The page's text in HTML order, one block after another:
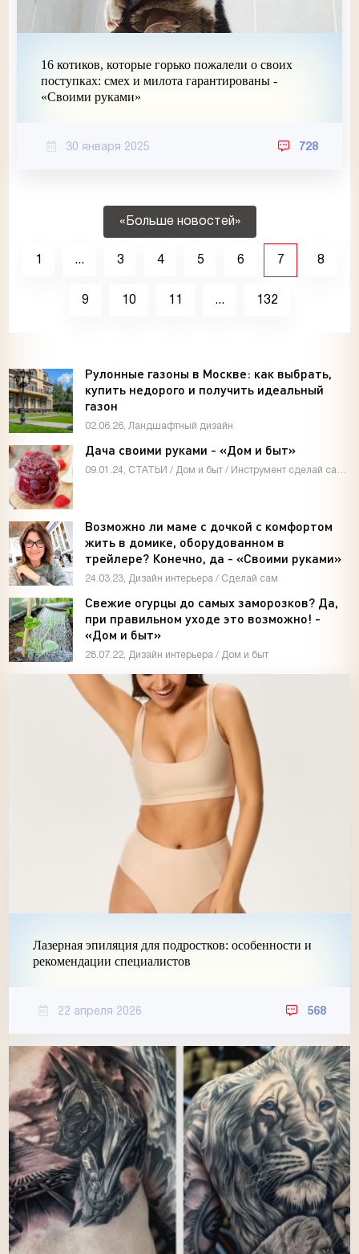
16 котиков, которые горько пожалели о своих
поступках: смех и милота гарантированы -
«Своими руками»
30 января 2025 728
«Больше новостей»
1 ... 3 4 5 6 7 8
9 10 11 ... 132
Рулонные газоны в Москве: как выбрать,
купить недорого и получить идеальный
газон
02.06.26, Ландшафтный дизайн
Дача своими руками - «Дом и быт»
Возможно ли маме с дочкой с комфортом
жить в домике, оборудованном в
трейлере? Конечно, да - «Своими руками»
24.03.23, Дизайн интерьера / Сделай сам
Свежие огурцы до самых заморозков? Да,
при правильном уходе это возможно! -
«Дом и быт»
28.07.22, Дизайн интерьера / Дом и быт
Лазерная эпиляция для подростков: особенности и
рекомендации специалистов
22 апреля 2026 568